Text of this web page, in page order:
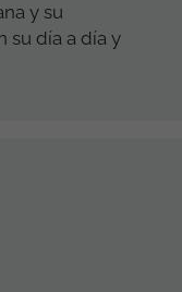
y su
su día a día y